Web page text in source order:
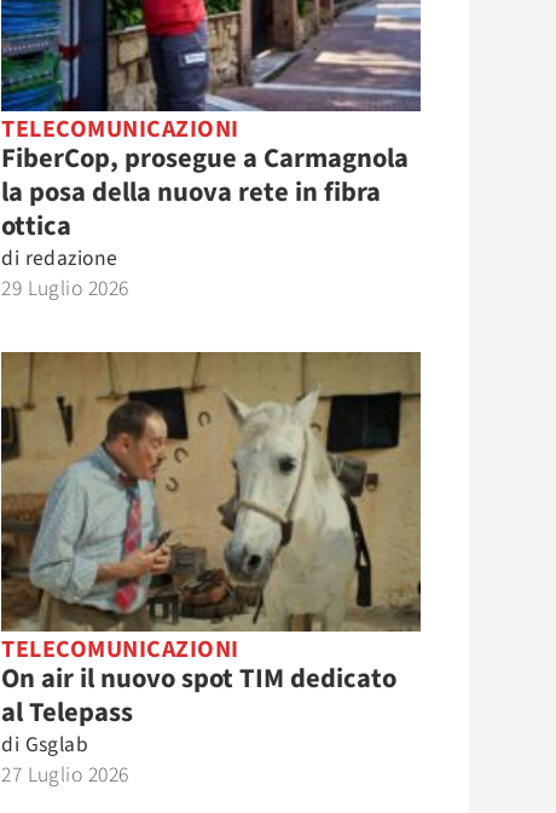
TELECOMUNICAZIONI
FiberCop, prosegue a Carmagnola
la posa della nuova rete in fibra
ottica
di redazione
29 Luglio 2026
TELECOMUNICAZIONI
On air il nuovo spot TIM dedicato
al Telepass
di Gsglab
27 Luglio 2026